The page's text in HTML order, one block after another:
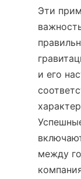
Эти
и его
между